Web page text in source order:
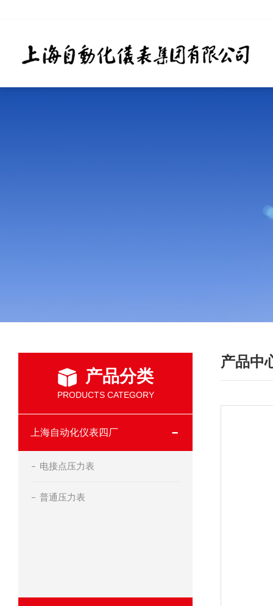
产品分类
PRODUCTS CATEGORY
上海自动化仪表四厂
电接点压力表
普通压力表
产品中